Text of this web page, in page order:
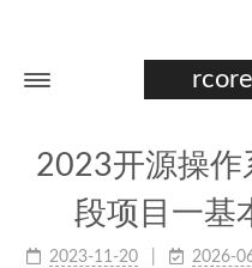
2023开源操作
段项目一基
2023-11-20 2026-